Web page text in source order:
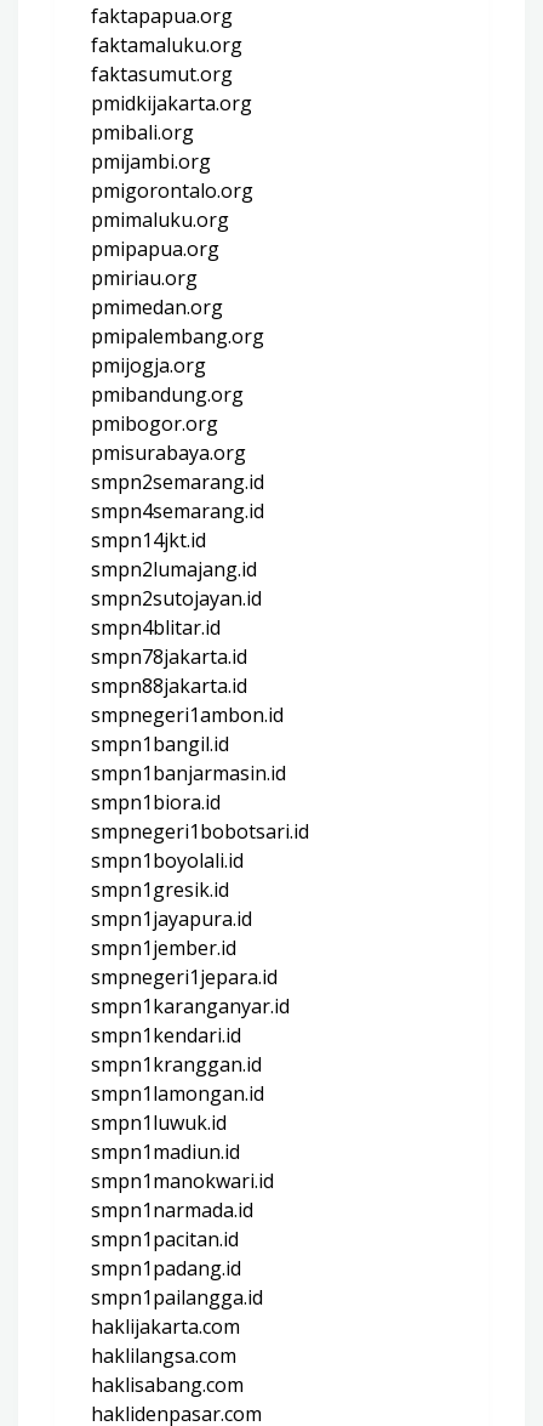
faktapapua.org
faktamaluku.org
faktasumut.org
pmidkijakarta.org
pmibali.org
pmijambi.org
pmigorontalo.org
pmimaluku.org
pmipapua.org
pmiriau.org
pmimedan.org
pmipalembang.org
pmijogja.org
pmibandung.org
pmibogor.org
pmisurabaya.org
smpn2semarang.id
smpn4semarang.id
smpn14jkt.id
smpn2lumajang.id
smpn2sutojayan.id
smpn4blitar.id
smpn78jakarta.id
smpn88jakarta.id
smpnegeri1ambon.id
smpn1bangil.id
smpn1banjarmasin.id
smpn1biora.id
smpnegeri1bobotsari.id
smpn1boyolali.id
smpn1gresik.id
smpn1jayapura.id
smpn1jember.id
smpnegeri1jepara.id
smpn1karanganyar.id
smpn1kendari.id
smpn1kranggan.id
smpn1lamongan.id
smpn1luwuk.id
smpn1madiun.id
smpn1manokwari.id
smpn1narmada.id
smpn1pacitan.id
smpn1padang.id
smpn1pailangga.id
haklijakarta.com
haklilangsa.com
haklisabang.com
haklidenpasar.com